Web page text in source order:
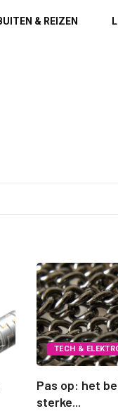
& REIZEN
TECH &
Pas op: het
sterke...